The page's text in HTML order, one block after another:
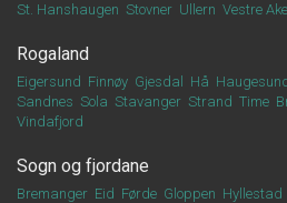
St. Hanshaugen Stovner Ullern Vestre
Rogaland
Eigersund Finnøy Gjesdal Hå
Sandnes Sola Stavanger Strand Time
Vindafjord
Sogn og fjordane
Bremanger Eid Førde Gloppen Hyllestad